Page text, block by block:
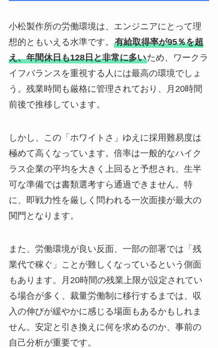
小松製作所の労働環境は、エンジニアにとって理
想的ともいえる水準です。 有給取得率が95％を超
え、年間休日も128日と非常に多いため、ワークラ
イフバランスを重視する人には最高の環境でしょ
う。残業時間も厳格に管理されており、月20時間
前後で推移しています。
しかし、この「ホワイトさ」ゆえに採用難易度は
極めて高くなっています。倍率は一般的なハイク
ラス企業の平均を大きく上回ると予想され、生半
可な準備では書類選考すら通過できません。特
に、即戦力性を厳しく問われる一次面接が最大の
関門となります。
また、労働環境が良い反面、一部の部署では「残
業代で稼ぐ」ことが難しくなっているという側面
もあります。月20時間の残業上限が設定されてい
る場合が多く、裁量労働制に移行するまでは、収
入の伸びが緩やかに感じる場面もあるかもしれま
せん。安定と引き換えに何を求めるのか、事前の
自己分析が重要です。